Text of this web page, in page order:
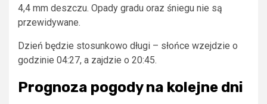
4,4 mm deszczu. Opady gradu oraz śniegu nie są
przewidywane.
Dzień będzie stosunkowo długi – słońce wzejdzie o
godzinie 04:27, a zajdzie o 20:45.
Prognoza pogody na kolejne dni